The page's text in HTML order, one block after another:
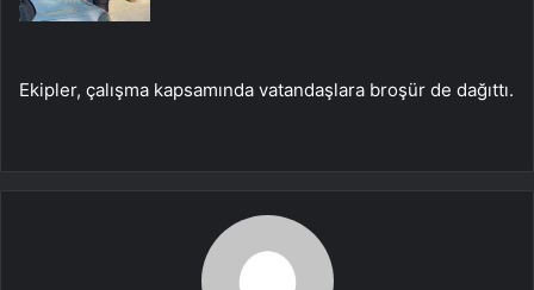
Ekipler, çalışma kapsamında vatandaşlara broşür de dağıttı.